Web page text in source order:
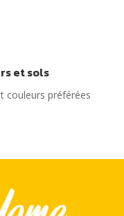
et sols
couleurs préférées